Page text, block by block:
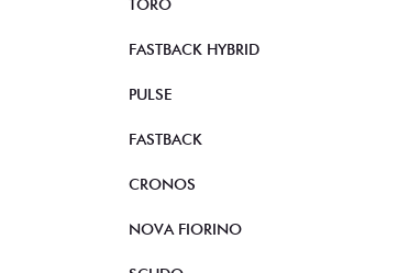
TORO
FASTBACK HYBRID
PULSE
FASTBACK
CRONOS
NOVA FIORINO